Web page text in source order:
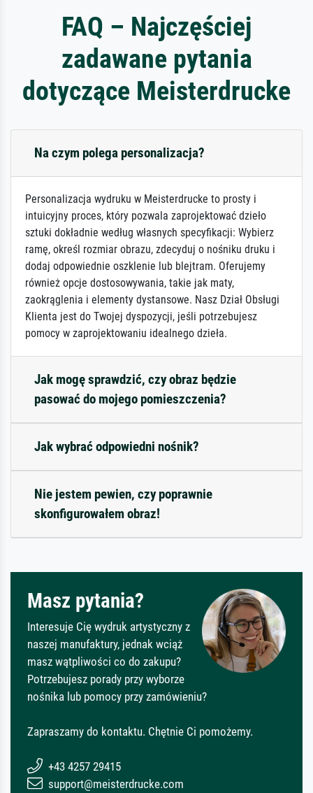
FAQ – Najczęściej
zadawane pytania
dotyczące Meisterdrucke
Na czym polega personalizacja?
Personalizacja wydruku w Meisterdrucke to prosty i
intuicyjny proces, który pozwala zaprojektować dzieło
sztuki dokładnie według własnych specyfikacji: Wybierz
ramę, określ rozmiar obrazu, zdecyduj o nośniku druku i
dodaj odpowiednie oszklenie lub blejtram. Oferujemy
również opcje dostosowywania, takie jak maty,
zaokrąglenia i elementy dystansowe. Nasz Dział Obsługi
Klienta jest do Twojej dyspozycji, jeśli potrzebujesz
pomocy w zaprojektowaniu idealnego dzieła.
Jak mogę sprawdzić, czy obraz będzie
pasować do mojego pomieszczenia?
Jak wybrać odpowiedni nośnik?
Nie jestem pewien, czy poprawnie
skonfigurowałem obraz!
Masz pytania?
Interesuje Cię wydruk artystyczny z
naszej manufaktury, jednak wciąż
masz wątpliwości co do zakupu?
Potrzebujesz porady przy wyborze
nośnika lub pomocy przy zamówieniu?
Zapraszamy do kontaktu. Chętnie Ci pomożemy.
+43 4257 29415
support@meisterdrucke.com